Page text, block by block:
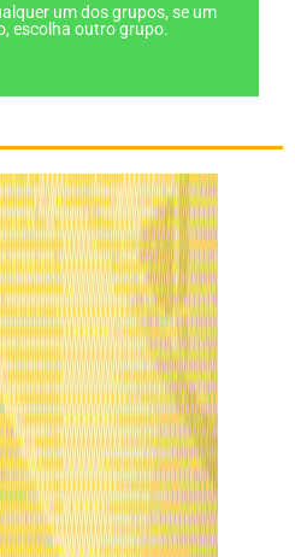
um dos grupos, se um
escolha outro grupo.